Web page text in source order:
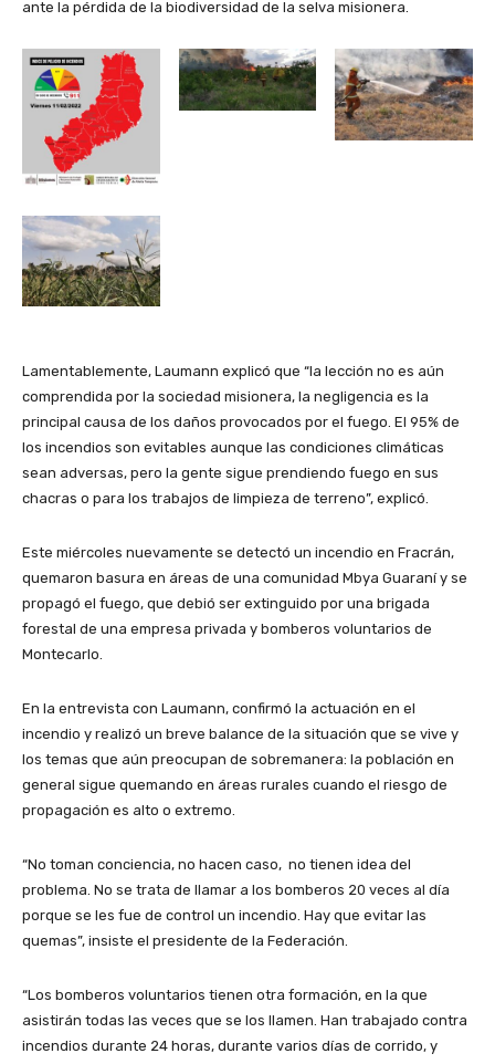
ante la pérdida de la biodiversidad de la selva misionera.
Lamentablemente, Laumann explicó que “la lección no es aún
comprendida por la sociedad misionera, la negligencia es la
principal causa de los daños provocados por el fuego. El 95% de
los incendios son evitables aunque las condiciones climáticas
sean adversas, pero la gente sigue prendiendo fuego en sus
chacras o para los trabajos de limpieza de terreno”, explicó.
Este miércoles nuevamente se detectó un incendio en Fracrán,
quemaron basura en áreas de una comunidad Mbya Guaraní y se
propagó el fuego, que debió ser extinguido por una brigada
forestal de una empresa privada y bomberos voluntarios de
Montecarlo.
En la entrevista con Laumann, confirmó la actuación en el
incendio y realizó un breve balance de la situación que se vive y
los temas que aún preocupan de sobremanera: la población en
general sigue quemando en áreas rurales cuando el riesgo de
propagación es alto o extremo.
“No toman conciencia, no hacen caso, no tienen idea del
problema. No se trata de llamar a los bomberos 20 veces al día
porque se les fue de control un incendio. Hay que evitar las
quemas”, insiste el presidente de la Federación.
“Los bomberos voluntarios tienen otra formación, en la que
asistirán todas las veces que se los llamen. Han trabajado contra
incendios durante 24 horas, durante varios días de corrido, y